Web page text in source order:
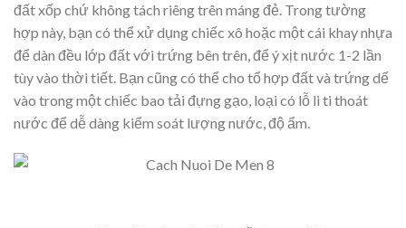
đất xốp chứ không tách riêng trên máng đẻ. Trong tường
hợp này, bạn có thể xử dụng chiếc xô hoặc một cái khay nhựa
để dàn đều lớp đất với trứng bên trên, để ý xịt nước 1-2 lần
tùy vào thời tiết. Bạn cũng có thể cho tổ hợp đất và trứng dế
vào trong một chiếc bao tải đựng gạo, loại có lỗ li ti thoát
nước để dễ dàng kiểm soát lượng nước, độ ẩm.